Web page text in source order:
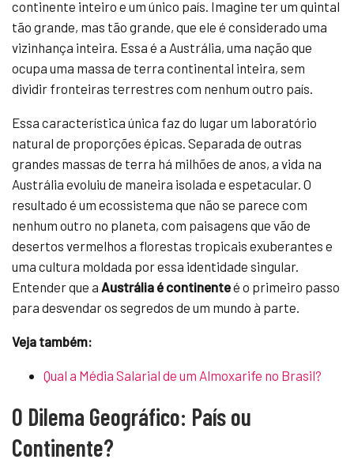
continente inteiro e um único país. Imagine ter um quintal
tão grande, mas tão grande, que ele é considerado uma
vizinhança inteira. Essa é a Austrália, uma nação que
ocupa uma massa de terra continental inteira, sem
dividir fronteiras terrestres com nenhum outro país.
Essa característica única faz do lugar um laboratório
natural de proporções épicas. Separada de outras
grandes massas de terra há milhões de anos, a vida na
Austrália evoluiu de maneira isolada e espetacular. O
resultado é um ecossistema que não se parece com
nenhum outro no planeta, com paisagens que vão de
desertos vermelhos a florestas tropicais exuberantes e
uma cultura moldada por essa identidade singular.
Entender que a Austrália é continenteé o primeiro passo
para desvendar os segredos de um mundo à parte.
Veja também:
Qual a Média Salarial de um Almoxarife no Brasil?
O Dilema Geográfico: País ou
Continente?